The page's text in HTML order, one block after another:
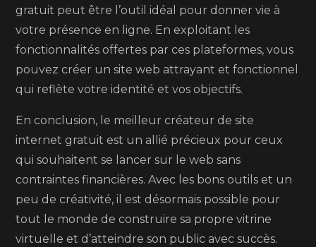
gratuit peut être l’outil idéal pour donner vie à
votre présence en ligne. En exploitant les
fonctionnalités offertes par ces plateformes, vous
pouvez créer un site web attrayant et fonctionnel
qui reflète votre identité et vos objectifs.
En conclusion, le meilleur créateur de site
internet gratuit est un allié précieux pour ceux
qui souhaitent se lancer sur le web sans
contraintes financières. Avec les bons outils et un
peu de créativité, il est désormais possible pour
tout le monde de construire sa propre vitrine
virtuelle et d’atteindre son public avec succès.